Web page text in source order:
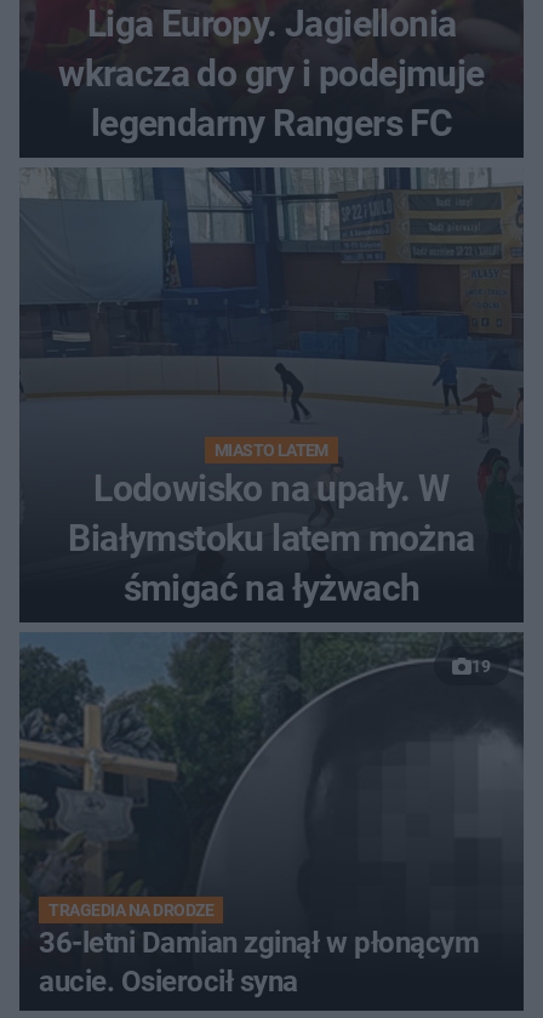
Liga Europy. Jagiellonia
wkracza do gry i podejmuje
legendarny Rangers FC
MIASTO LATEM
Lodowisko na upały. W
Białymstoku latem można
śmigać na łyżwach
19
TRAGEDIA NA DRODZE
36-letni Damian zginął w płonącym
aucie. Osierocił syna